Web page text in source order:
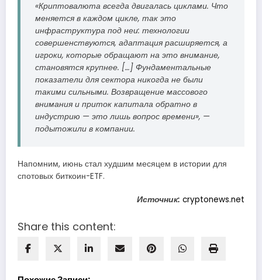
«Криптовалюта всегда двигалась циклами. Что
меняется в каждом цикле, так это
инфраструктура под неи: технологии
совершенствуются, адаптация расширяется, а
игроки, которые обращают на это внимание,
становятся крупнее. […] Фундаментальные
показатели для сектора никогда не были
такими сильными. Возвращение массового
внимания и приток капитала обратно в
индустрию — это лишь вопрос времени», —
подытожили в компании.
Напомним, июнь стал худшим месяцем в истории для
спотовых биткоин-ETF.
Источник: cryptonews.net
Share this content: